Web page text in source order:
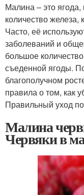
Малина – это ягода,
количество железа,
Часто, её
заболеваний и
большое
съеденной ягоды.
благополучном
правила о том, как
Правильный уход
Малина
Червяки в